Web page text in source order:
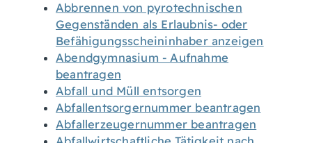
Abbrennen von pyrotechnischen
Gegenständen als Erlaubnis- oder
Befähigungsscheininhaber anzeigen
Abendgymnasium - Aufnahme
beantragen
Abfall und Müll entsorgen
Abfallentsorgernummer beantragen
Abfallerzeugernummer beantragen